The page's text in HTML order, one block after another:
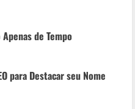
de Tempo
para Destacar seu Nome